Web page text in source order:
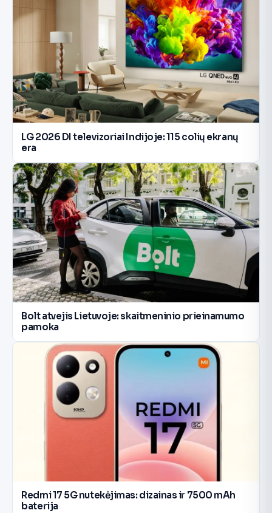
LG 2026 DI televizoriai Indijoje: 115 colių ekranų
era
Bolt atvejis Lietuvoje: skaitmeninio prieinamumo
pamoka
Redmi 17 5G nutekėjimas: dizainas ir 7500 mAh
baterija